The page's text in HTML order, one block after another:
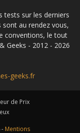
tests sur les derniers
au rendez vous,
conventions, le tout
Geeks - 2012 - 2026
geeks.fr
de Prix
- Mentions